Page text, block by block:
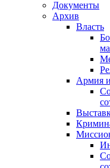
Документы
Архив
Власть
Армия